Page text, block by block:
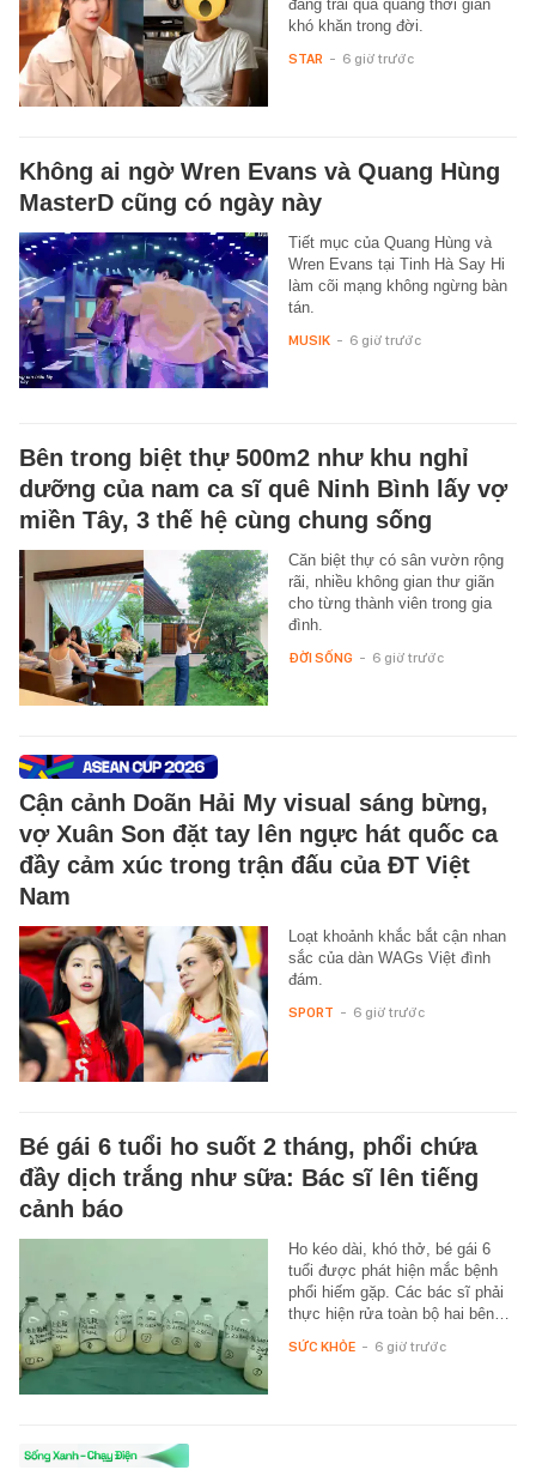
đang trải qua quãng thời gian
khó khăn trong đời.
STAR - 6 giờ trước
Không ai ngờ Wren Evans và Quang Hùng
MasterD cũng có ngày này
Tiết mục của Quang Hùng và
Wren Evans tại Tinh Hà Say Hi
làm cõi mạng không ngừng bàn
tán.
MUSIK - 6 giờ trước
Bên trong biệt thự 500m2 như khu nghỉ
dưỡng của nam ca sĩ quê Ninh Bình lấy vợ
miền Tây, 3 thế hệ cùng chung sống
Căn biệt thự có sân vườn rộng
rãi, nhiều không gian thư giãn
cho từng thành viên trong gia
đình.
ĐỜI SỐNG - 6 giờ trước
Cận cảnh Doãn Hải My visual sáng bừng,
vợ Xuân Son đặt tay lên ngực hát quốc ca
đầy cảm xúc trong trận đấu của ĐT Việt
Nam
Loạt khoảnh khắc bắt cận nhan
sắc của dàn WAGs Việt đình
đám.
SPORT - 6 giờ trước
Bé gái 6 tuổi ho suốt 2 tháng, phổi chứa
đầy dịch trắng như sữa: Bác sĩ lên tiếng
cảnh báo
Ho kéo dài, khó thở, bé gái 6
tuổi được phát hiện mắc bệnh
phổi hiếm gặp. Các bác sĩ phải
thực hiện rửa toàn bộ hai bên…
SỨC KHỎE - 6 giờ trước